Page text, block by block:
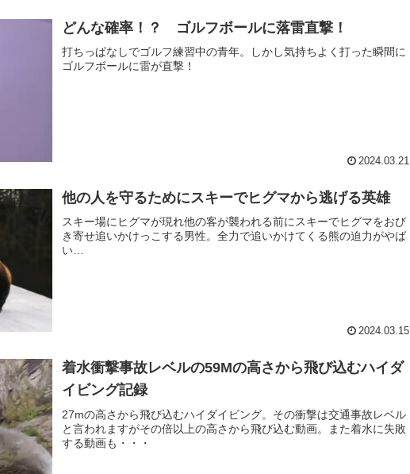
どんな確率！？ ゴルフボールに落雷直撃！
打ちっぱなしでゴルフ練習中の青年。しかし気持ちよく打った瞬間に
ゴルフボールに雷が直撃！
2024.03.21
他の人を守るためにスキーでヒグマから逃げる英雄
スキー場にヒグマが現れ他の客が襲われる前にスキーでヒグマをおび
き寄せ追いかけっこする男性。全力で追いかけてくる熊の迫力がやば
い…
2024.03.15
着水衝撃事故レベルの59Mの高さから飛び込むハイダ
イビング記録
27mの高さから飛び込むハイダイビング。その衝撃は交通事故レベル
と言われますがその倍以上の高さから飛び込む動画。また着水に失敗
する動画も・・・